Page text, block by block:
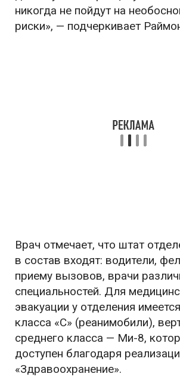
никогда не пойдут на
риски», — подчеркивает
Врач отмечает, что штат
в состав входят: водители,
приему вызовов, врачи
специальностей. Для
эвакуации у отделения
класса «С» (реанимобили),
среднего класса — Ми-8,
доступен благодаря
«Здравоохранение».